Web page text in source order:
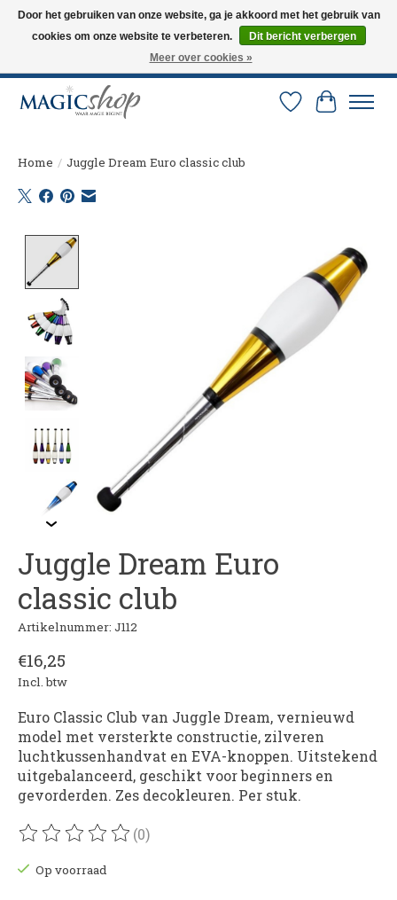
Altijd de nieuwste trucs op voorraad. Snelle verzending via PostNL en DHL.
Langskomen in onze winkel? Bel of mail om een afspraak te maken. 0251-
Verlanglijst
Home / Juggle Dream Euro classic club
Juggle Dream Euro
classic club
Artikelnummer: J112
€16,25
Incl. btw
Euro Classic Club van Juggle Dream, vernieuwd
model met versterkte constructie, zilveren
luchtkussenhandvat en EVA-knoppen. Uitstekend
uitgebalanceerd, geschikt voor beginners en
gevorderden. Zes decokleuren. Per stuk.
De beoordeling van dit product is
(0)
Op voorraad
Door het gebruiken van onze website, ga je akkoord met het gebruik van
cookies om onze website te verbeteren.
Dit bericht verbergen
Meer over cookies »